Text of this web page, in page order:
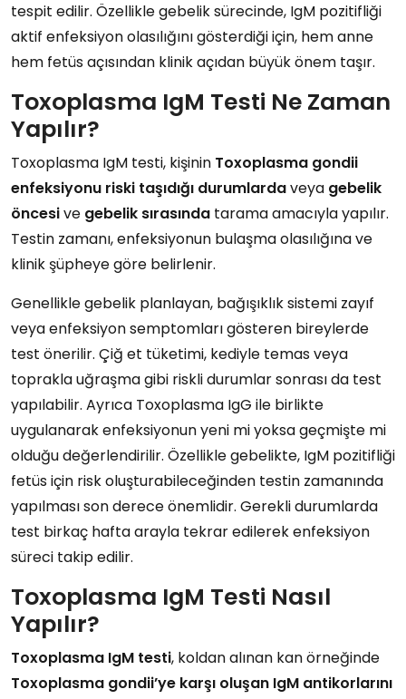
tespit edilir. Özellikle gebelik sürecinde, IgM pozitifliği
aktif enfeksiyon olasılığını gösterdiği için, hem anne
hem fetüs açısından klinik açıdan büyük önem taşır.
Toxoplasma IgM Testi Ne Zaman
Yapılır?
Toxoplasma IgM testi, kişinin Toxoplasma gondii
enfeksiyonu riski taşıdığı durumlardaveya gebelik
öncesive gebelik sırasında tarama amacıyla yapılır.
Testin zamanı, enfeksiyonun bulaşma olasılığına ve
klinik şüpheye göre belirlenir.
Genellikle gebelik planlayan, bağışıklık sistemi zayıf
veya enfeksiyon semptomları gösteren bireylerde
test önerilir. Çiğ et tüketimi, kediyle temas veya
toprakla uğraşma gibi riskli durumlar sonrası da test
yapılabilir. Ayrıca Toxoplasma IgG ile birlikte
uygulanarak enfeksiyonun yeni mi yoksa geçmişte mi
olduğu değerlendirilir. Özellikle gebelikte, IgM pozitifliği
fetüs için risk oluşturabileceğinden testin zamanında
yapılması son derece önemlidir. Gerekli durumlarda
test birkaç hafta arayla tekrar edilerek enfeksiyon
süreci takip edilir.
Toxoplasma IgM Testi Nasıl
Yapılır?
Toxoplasma IgM testi, koldan alınan kan örneğinde
Toxoplasma gondii’ye karşı oluşan IgM antikorlarını